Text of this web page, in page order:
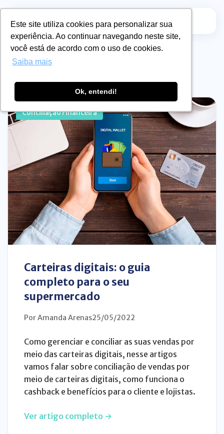
Este site utiliza cookies para personalizar sua
experiência. Ao continuar navegando neste site,
você está de acordo com o uso de cookies.
Saiba mais
Ok, entendi!
Este site utiliza cookies para personalizar sua
experiência. Ao continuar navegando neste site,
você está de acordo com o uso de cookies.
Saiba mais
Ok, entendi!
Tag
qr code
Conciliação Financeira
Carteiras digitais: o guia
completo para o seu
supermercado
Por Amanda Arenas25/05/2022
Como gerenciar e conciliar as suas vendas por
meio das carteiras digitais, nesse artigos
vamos falar sobre conciliação de vendas por
meio de carteiras digitais, como funciona o
cashback e benefícios para o cliente e lojistas.
Ver artigo completo →